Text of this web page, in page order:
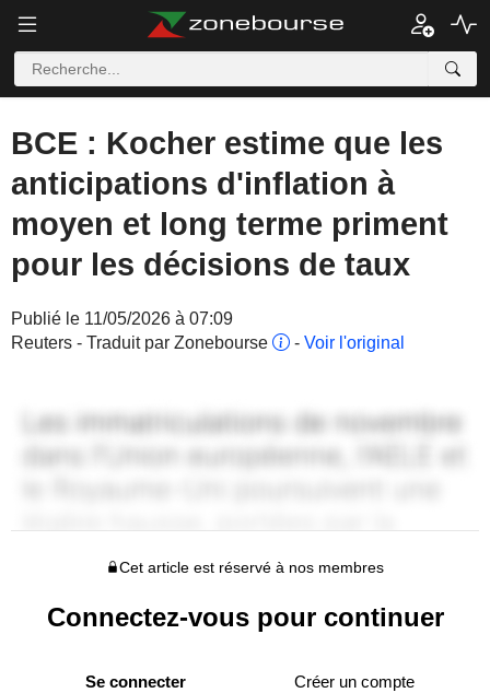
BCE : Kocher estime que les
anticipations d'inflation à
moyen et long terme priment
pour les décisions de taux
Publié le 11/05/2026 à 07:09
Reuters - Traduit par Zonebourse
- Voir l'original
Cet article est réservé à nos membres
Connectez-vous pour continuer
Se connecter Créer un compte